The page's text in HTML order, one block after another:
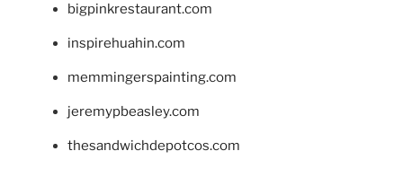
bigpinkrestaurant.com
inspirehuahin.com
memmingerspainting.com
jeremypbeasley.com
thesandwichdepotcos.com